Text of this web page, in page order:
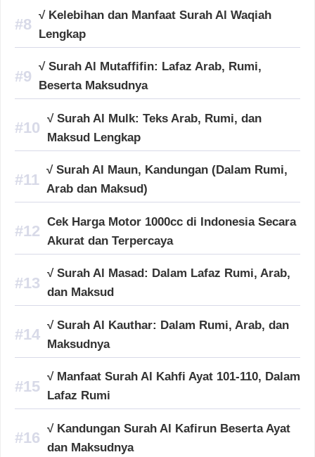
√ Kelebihan dan Manfaat Surah Al Waqiah
Lengkap
√ Surah Al Mutaffifin: Lafaz Arab, Rumi,
Beserta Maksudnya
√ Surah Al Mulk: Teks Arab, Rumi, dan
Maksud Lengkap
√ Surah Al Maun, Kandungan (Dalam Rumi,
Arab dan Maksud)
Cek Harga Motor 1000cc di Indonesia Secara
Akurat dan Terpercaya
√ Surah Al Masad: Dalam Lafaz Rumi, Arab,
dan Maksud
√ Surah Al Kauthar: Dalam Rumi, Arab, dan
Maksudnya
√ Manfaat Surah Al Kahfi Ayat 101-110, Dalam
Lafaz Rumi
√ Kandungan Surah Al Kafirun Beserta Ayat
dan Maksudnya